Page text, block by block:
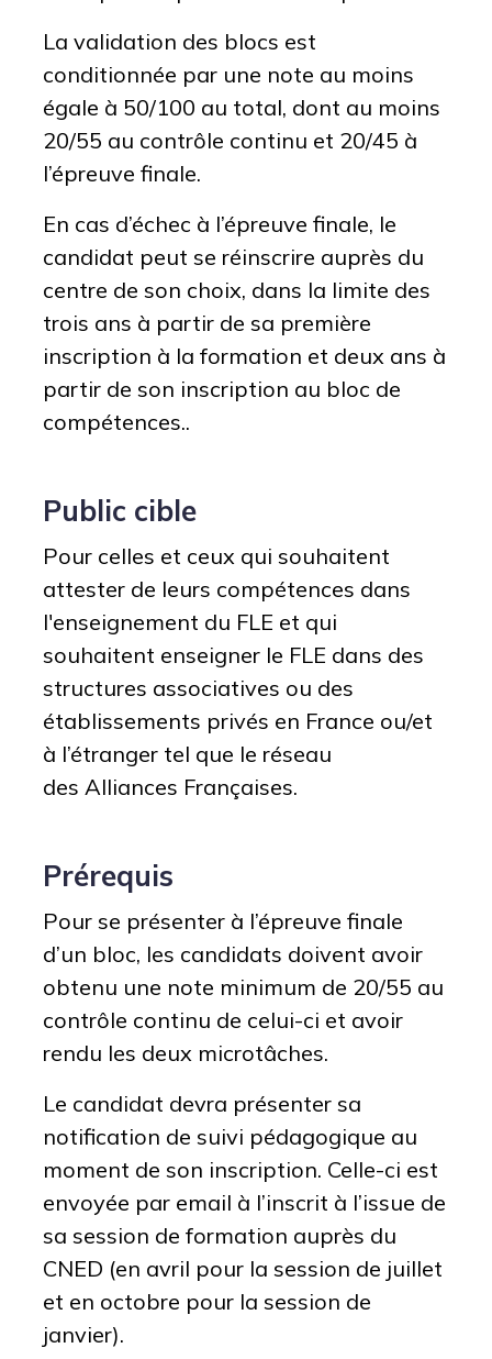
La validation des blocs est
conditionnée par une note au moins
égale à 50/100 au total, dont au moins
20/55 au contrôle continu et 20/45 à
l’épreuve finale.
En cas d’échec à l’épreuve finale, le
candidat peut se réinscrire auprès du
centre de son choix, dans la limite des
trois ans à partir de sa première
inscription à la formation et deux ans à
partir de son inscription au bloc de
compétences..
Public cible
Pour celles et ceux qui souhaitent
attester de leurs compétences dans
l'enseignement du FLE et qui
souhaitent enseigner le FLE dans des
structures associatives ou des
établissements privés en France ou/et
à l’étranger tel que le réseau
des Alliances Françaises.
Prérequis
Pour se présenter à l’épreuve finale
d’un bloc, les candidats doivent avoir
obtenu une note minimum de 20/55 au
contrôle continu de celui-ci et avoir
rendu les deux microtâches.
Le candidat devra présenter sa
notification de suivi pédagogique au
moment de son inscription. Celle-ci est
envoyée par email à l’inscrit à l’issue de
sa session de formation auprès du
CNED (en avril pour la session de juillet
et en octobre pour la session de
janvier).